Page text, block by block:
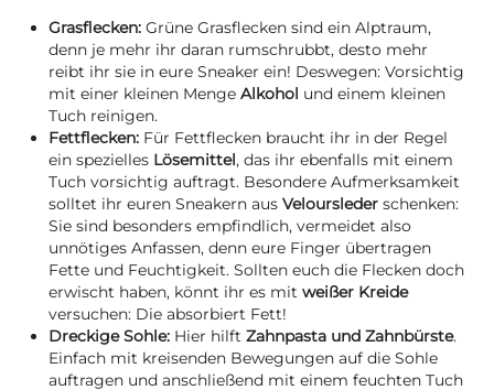
Grasflecken: Grüne Grasflecken sind ein Alptraum,
denn je mehr ihr daran rumschrubbt, desto mehr
reibt ihr sie in eure Sneaker ein! Deswegen: Vorsichtig
mit einer kleinen Menge Alkohol und einem kleinen
Tuch reinigen.
Fettflecken: Für Fettflecken braucht ihr in der Regel
ein spezielles Lösemittel, das ihr ebenfalls mit einem
Tuch vorsichtig auftragt. Besondere Aufmerksamkeit
solltet ihr euren Sneakern aus Veloursleder schenken:
Sie sind besonders empfindlich, vermeidet also
unnötiges Anfassen, denn eure Finger übertragen
Fette und Feuchtigkeit. Sollten euch die Flecken doch
erwischt haben, könnt ihr es mit weißer Kreide
versuchen: Die absorbiert Fett!
Dreckige Sohle: Hier hilft Zahnpasta und Zahnbürste.
Einfach mit kreisenden Bewegungen auf die Sohle
auftragen und anschließend mit einem feuchten Tuch